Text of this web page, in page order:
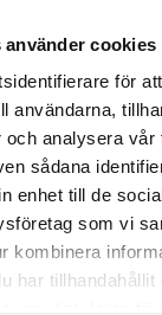
använder cookies
för
användarna,
och analysera vår
sådana
enhet till de
som vi
kombinera
har tillhandahållit
Frogs 90g
EUR